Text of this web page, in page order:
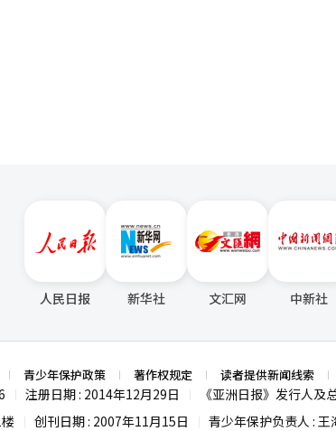
容的用户反应。用户对新故事和世界观表现出高度期待，
员感到振奋。 朴代表指出：“我认为背景在传达游戏设定和
的感觉。用户对背景的用心表示认可，这对实际负责的工作
专注于亚文化类型的开发，力争成为具有独特风格的亚文化
动“去伽倻看星星”、伽倻古墓发掘体验、结合清理与表演
金海市市长表示：“通过文化广场的建设和世界遗产庆典，
界遗产和历史文化资源的旅游竞争力。”※ 本报道经人工智
人民日报 新华社 文汇网 中新社
青少年保护政策 著作权规定 读者提供新闻线索
注册日期 : 2014年12月29日 《亚洲日报》发行人及
创刊日期 : 2007年11月15日 青少年保护负责人 :